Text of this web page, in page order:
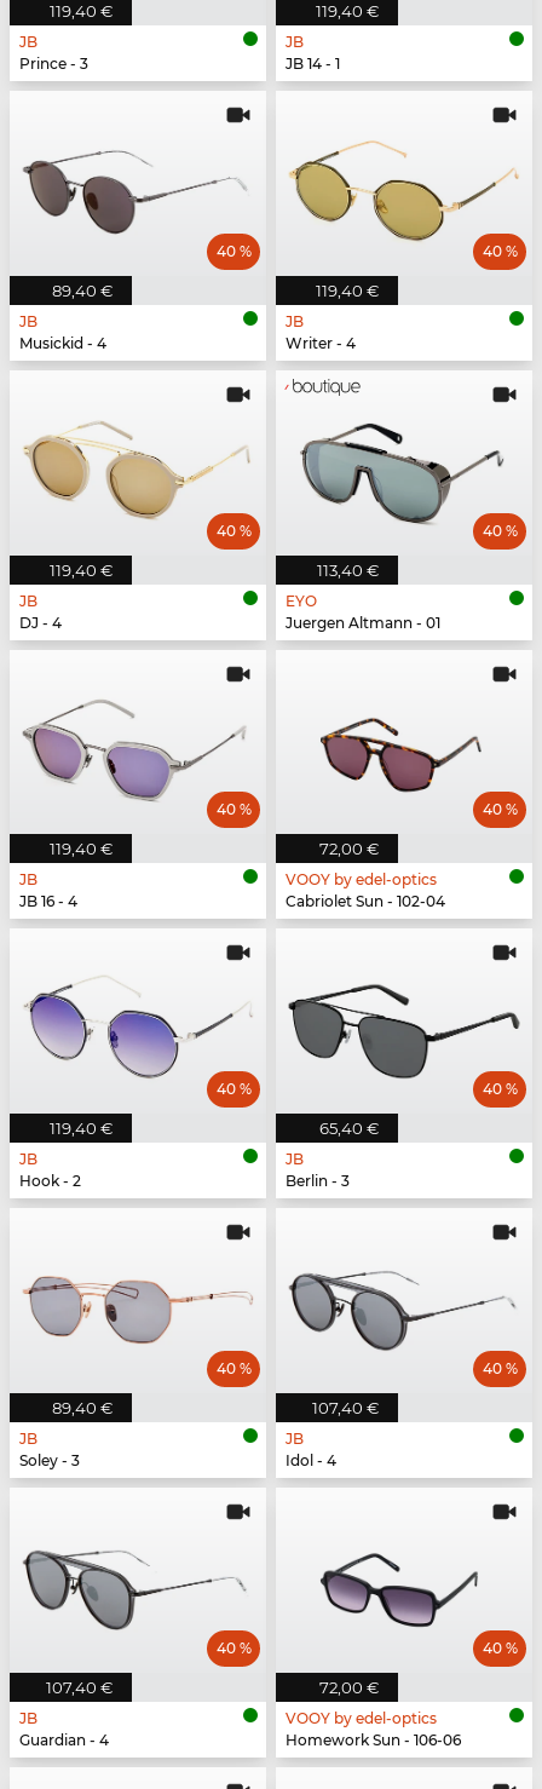
119,40 €
JB
Prince - 3
119,40 €
JB
JB 14 - 1
89,40 €
40 %
JB
Musickid - 4
119,40 €
40 %
JB
Writer - 4
119,40 €
40 %
JB
DJ - 4
113,40 €
40 %
EYO
Juergen Altmann - 01
119,40 €
40 %
JB
JB 16 - 4
72,00 €
40 %
VOOY by edel-optics
Cabriolet Sun - 102-04
119,40 €
40 %
JB
Hook - 2
65,40 €
40 %
JB
Berlin - 3
89,40 €
40 %
JB
Soley - 3
107,40 €
40 %
JB
Idol - 4
107,40 €
40 %
JB
Guardian - 4
72,00 €
40 %
VOOY by edel-optics
Homework Sun - 106-06